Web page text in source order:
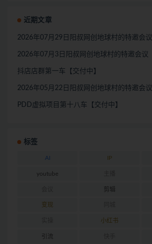
近期文章
2026年07月29日阳叔网创地球村的特邀会议
2026年07月3日阳叔网创地球村的特邀会议
抖店店群第一车【交付中】
2026年05月22日阳叔网创地球村的特邀会议
PDD虚拟项目第十八车【交付中】
标签
AI IP
youtube
剪辑
变现
小红书
引流